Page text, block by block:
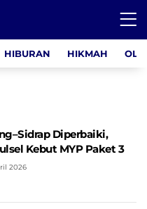
HIBURAN HIKMAH
Diperbaiki,
Kebut MYP Paket 3
2026